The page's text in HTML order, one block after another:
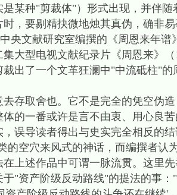
是某种"剪裁体"）形式出现，并伴
，要剔精抉微地烛其真伪，确非
央文献研究室编撰的《周恩来年
集大型电视文献纪录片《周恩来》
出了一个文革狂澜中"中流砥柱"的
取舍也。它不是完全的凭空伪造
体的一番或许是言不由衷、用心良
，误导读者得出与史实完全相反的
的空穴来风式的神话，而编撰者认
上述作品中可谓一脉流贯。这里
于"资产阶级反动路线"的提法的事